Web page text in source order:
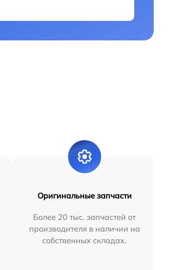
Оригинальные запчасти
Более 20 тыс. запчастей от
производителя в наличии на
собственных складах.